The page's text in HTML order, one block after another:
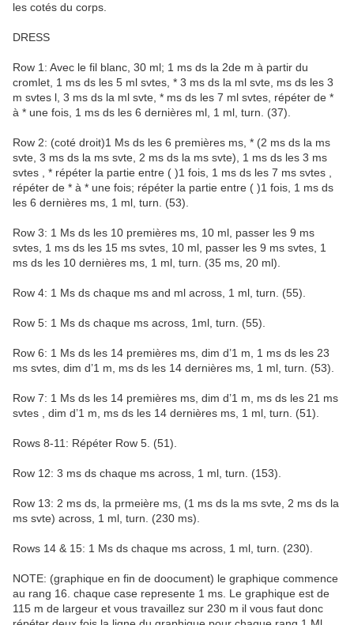
les cotés du corps.
DRESS
Row 1: Avec le fil blanc, 30 ml; 1 ms ds la 2de m à partir du
cromlet, 1 ms ds les 5 ml svtes, * 3 ms ds la ml svte, ms ds les 3
m svtes l, 3 ms ds la ml svte, * ms ds les 7 ml svtes, répéter de *
à * une fois, 1 ms ds les 6 dernières ml, 1 ml, turn. (37).
Row 2: (coté droit)1 Ms ds les 6 premières ms, * (2 ms ds la ms
svte, 3 ms ds la ms svte, 2 ms ds la ms svte), 1 ms ds les 3 ms
svtes , * répéter la partie entre ( )1 fois, 1 ms ds les 7 ms svtes ,
répéter de * à * une fois; répéter la partie entre ( )1 fois, 1 ms ds
les 6 dernières ms, 1 ml, turn. (53).
Row 3: 1 Ms ds les 10 premières ms, 10 ml, passer les 9 ms
svtes, 1 ms ds les 15 ms svtes, 10 ml, passer les 9 ms svtes, 1
ms ds les 10 dernières ms, 1 ml, turn. (35 ms, 20 ml).
Row 4: 1 Ms ds chaque ms and ml across, 1 ml, turn. (55).
Row 5: 1 Ms ds chaque ms across, 1ml, turn. (55).
Row 6: 1 Ms ds les 14 premières ms, dim d’1 m, 1 ms ds les 23
ms svtes, dim d’1 m, ms ds les 14 dernières ms, 1 ml, turn. (53).
Row 7: 1 Ms ds les 14 premières ms, dim d’1 m, ms ds les 21 ms
svtes , dim d’1 m, ms ds les 14 dernières ms, 1 ml, turn. (51).
Rows 8-11: Répéter Row 5. (51).
Row 12: 3 ms ds chaque ms across, 1 ml, turn. (153).
Row 13: 2 ms ds, la prmeière ms, (1 ms ds la ms svte, 2 ms ds la
ms svte) across, 1 ml, turn. (230 ms).
Rows 14 & 15: 1 Ms ds chaque ms across, 1 ml, turn. (230).
NOTE: (graphique en fin de doocument) le graphique commence
au rang 16. chaque case represente 1 ms. Le graphique est de
115 m de largeur et vous travaillez sur 230 m il vous faut donc